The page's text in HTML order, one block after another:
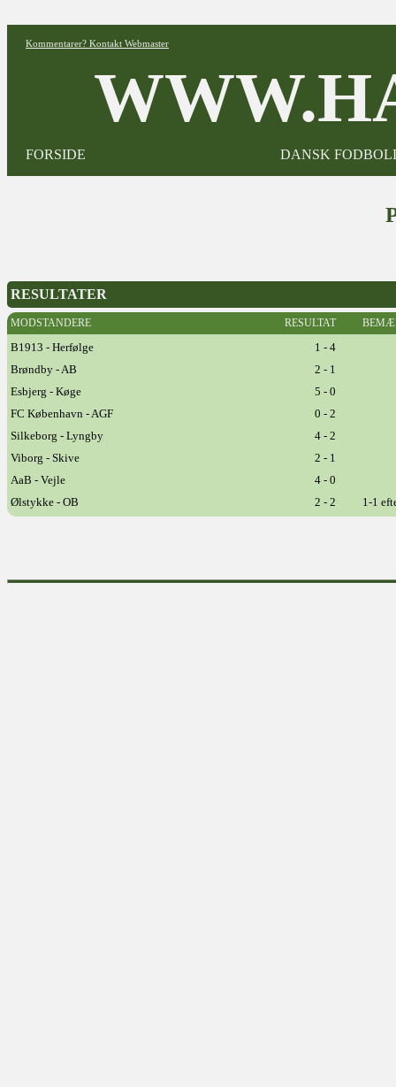
Kommentarer? Kontakt Webmaster
FORSIDE DANSK
RESULTATER
MODSTANDERE RESULTAT
B1913 - Herfølge
1 - 4
Brøndby - AB
2 - 1
Esbjerg - Køge
5 - 0
FC København - AGF
0 - 2
Silkeborg - Lyngby
4 - 2
Viborg - Skive
2 - 1
AaB - Vejle
4 - 0
Ølstykke - OB
2 - 2 1-1